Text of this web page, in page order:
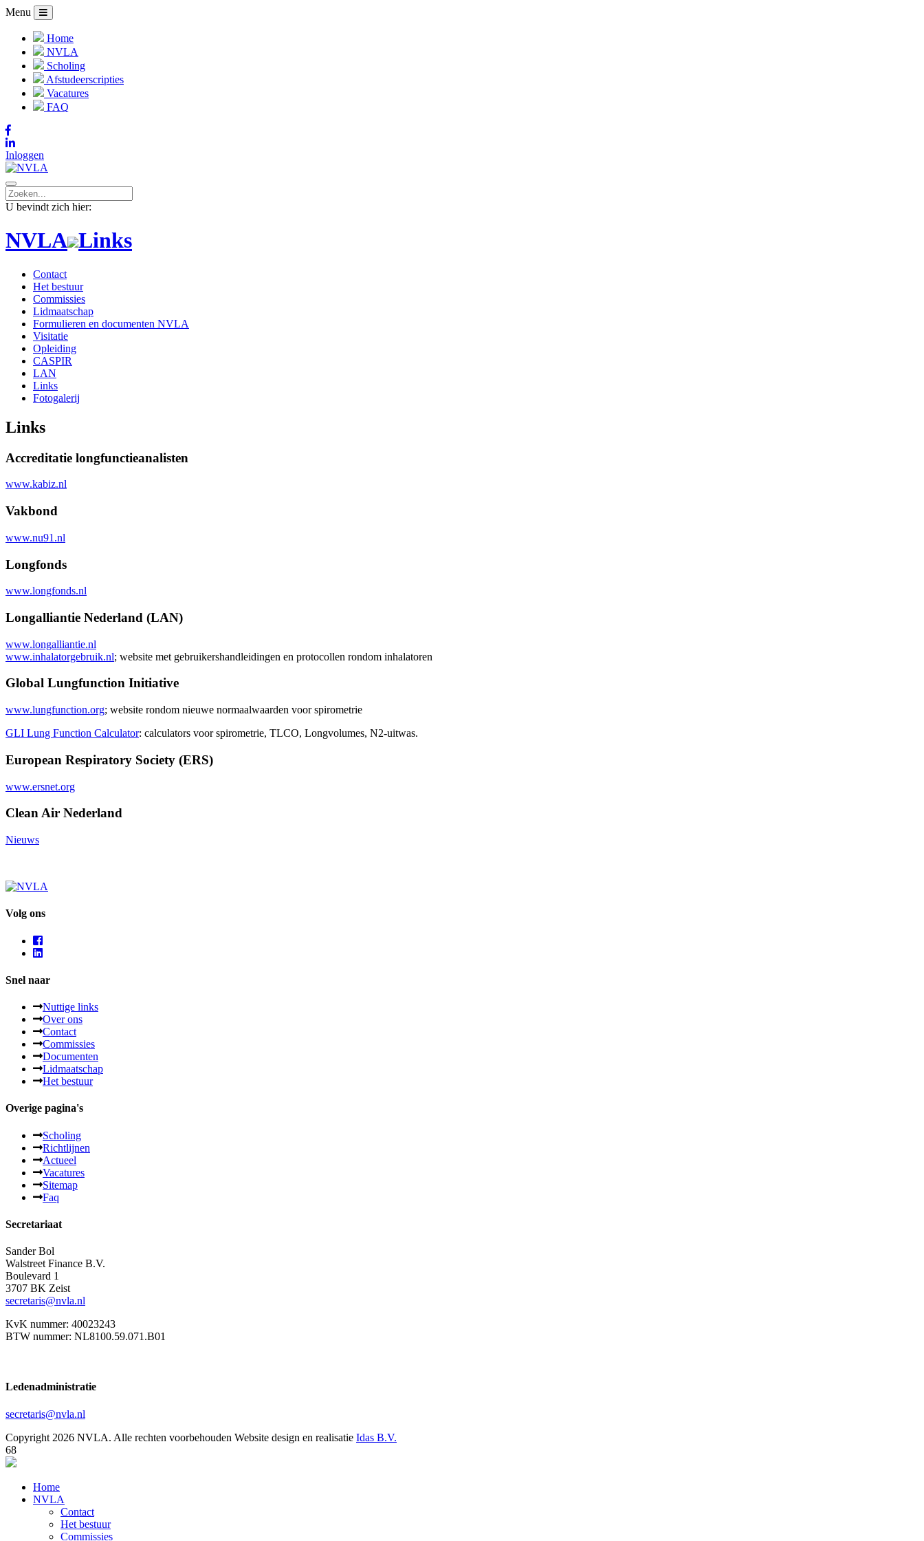
Menu
Home
NVLA
Scholing
Afstudeerscripties
Vacatures
FAQ
Inloggen
U bevindt zich hier:
NVLA Links
Contact
Het bestuur
Commissies
Lidmaatschap
Formulieren en documenten NVLA
Visitatie
Opleiding
CASPIR
LAN
Links
Fotogalerij
Links
Accreditatie longfunctieanalisten
www.kabiz.nl
Vakbond
www.nu91.nl
Longfonds
www.longfonds.nl
Longalliantie Nederland (LAN)
www.longalliantie.nl
www.inhalatorgebruik.nl; website met gebruikershandleidingen en protocollen rondom inhalatoren
Global Lungfunction Initiative
www.lungfunction.org; website rondom nieuwe normaalwaarden voor spirometrie
GLI Lung Function Calculator: calculators voor spirometrie, TLCO, Longvolumes, N2-uitwas.
European Respiratory Society (ERS)
www.ersnet.org
Clean Air Nederland
Nieuws
Volg ons
Snel naar
Nuttige links
Over ons
Contact
Commissies
Documenten
Lidmaatschap
Het bestuur
Overige pagina's
Scholing
Richtlijnen
Actueel
Vacatures
Sitemap
Faq
Secretariaat
Sander Bol
Walstreet Finance B.V.
Boulevard 1
3707 BK Zeist
secretaris@nvla.nl
KvK nummer: 40023243
BTW nummer: NL8100.59.071.B01
Ledenadministratie
secretaris@nvla.nl
Copyright 2026 NVLA. Alle rechten voorbehouden Website design en realisatie Idas B.V.
68
Home
NVLA
Contact
Het bestuur
Commissies